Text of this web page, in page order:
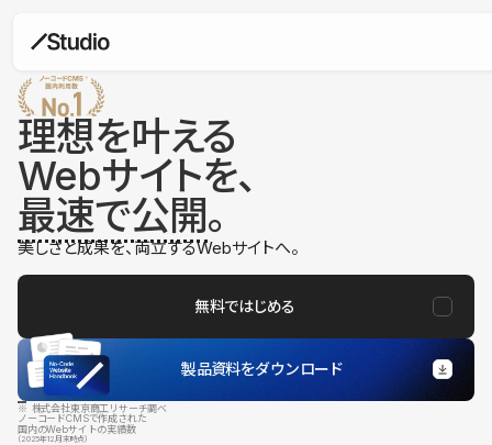
理想を叶える
Webサイトを、
最速で公開。
美しさと成果を、両立するWebサイトへ。
無料ではじめる
製品資料をダウンロード
※ 株式会社東京商工リサーチ調べ
ノーコードCMSで作成された
国内のWebサイトの実績数
（2025年12月末時点）